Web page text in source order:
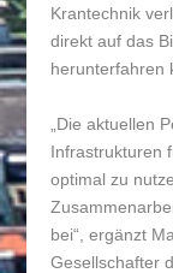
Krantechnik
direkt auf das
herunterfahren
„Die aktuellen
Infrastrukturen
optimal zu
bei“, ergänzt
Gesellschafter